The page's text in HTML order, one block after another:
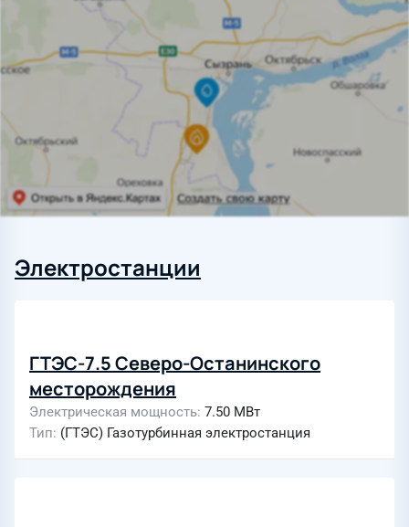
Электростанции
ГТЭС-7.5 Северо-Останинского
месторождения
Электрическая мощность 7.50 МВт
Тип (ГТЭС) Газотурбинная электростанция